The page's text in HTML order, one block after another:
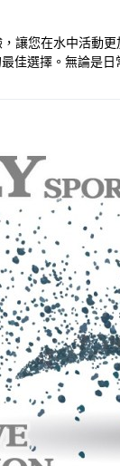
讓您在水中活動
佳選擇。無論是